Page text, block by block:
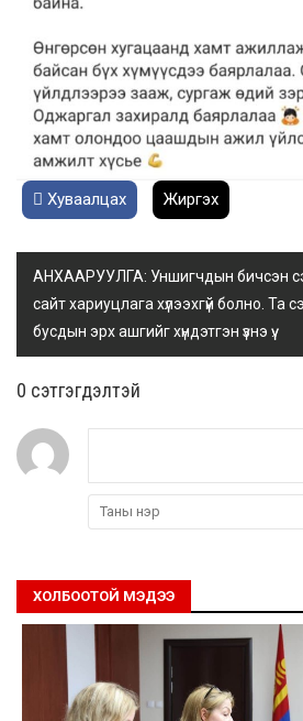
Хуваалцах Жиргэх
АНХААРУУЛГА: Уншигчдын бичсэн
сайт хариуцлага хүлээхгүй болно. Та
бусдын эрх ашгийг хүндэтгэн үзнэ үү.
0 cэтгэгдэлтэй
ХОЛБООТОЙ МЭДЭЭ